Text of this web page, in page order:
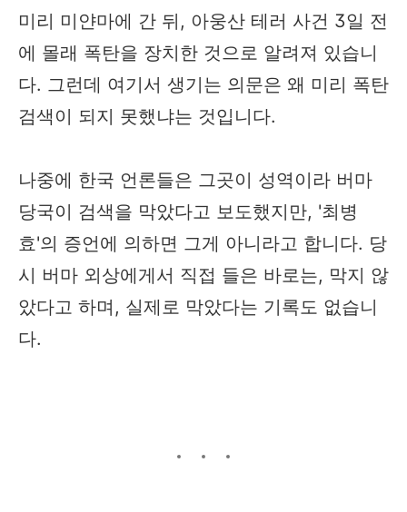
미리 미얀마에 간 뒤, 아웅산 테러 사건 3일 전
에 몰래 폭탄을 장치한 것으로 알려져 있습니
다. 그런데 여기서 생기는 의문은 왜 미리 폭탄
검색이 되지 못했냐는 것입니다.
나중에 한국 언론들은 그곳이 성역이라 버마
당국이 검색을 막았다고 보도했지만, '최병
효'의 증언에 의하면 그게 아니라고 합니다. 당
시 버마 외상에게서 직접 들은 바로는, 막지 않
았다고 하며, 실제로 막았다는 기록도 없습니
다.